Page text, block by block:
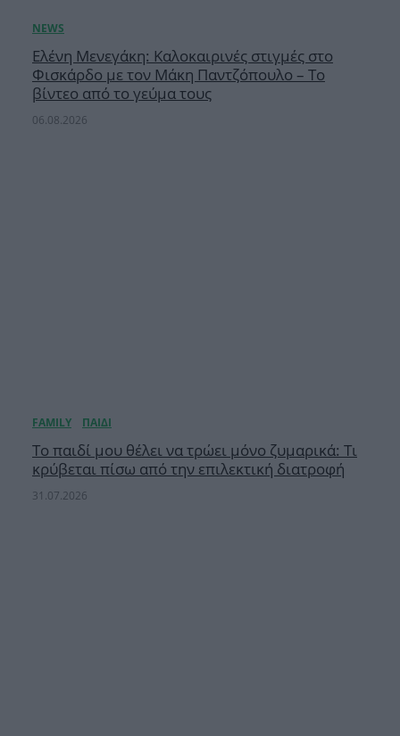
Ελένη Μενεγάκη: Καλοκαιρινές στιγμές στο
Φισκάρδο με τον Μάκη Παντζόπουλο – Το
βίντεο από το γεύμα τους
06.08.2026
Το παιδί μου θέλει να τρώει μόνο ζυμαρικά: Τι
κρύβεται πίσω από την επιλεκτική διατροφή
31.07.2026